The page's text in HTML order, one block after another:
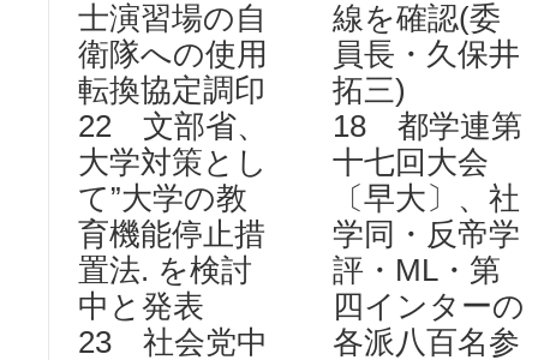
士演習場の自
衛隊への使用
転換協定調印
22 文部省、
大学対策とし
て”大学の教
育機能停止措
置法. を検討
中と発表
23 社会党中
線を確認(委
員長・久保井
拓三)
18 都学連第
十七回大会
〔早大〕、社
学同・反帝学
評・ML・第
四インターの
各派八百名参